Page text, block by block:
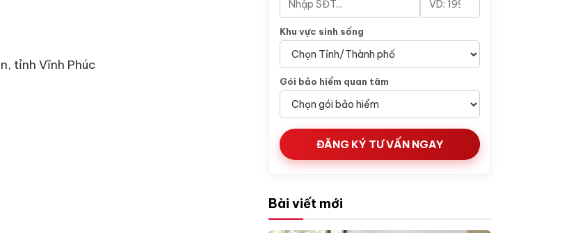
tỉnh Vĩnh Phúc
Khu vực sinh sống
Gói bảo hiểm quan tâm
ĐĂNG KÝ TƯ VẤN NGAY
Bài viết mới